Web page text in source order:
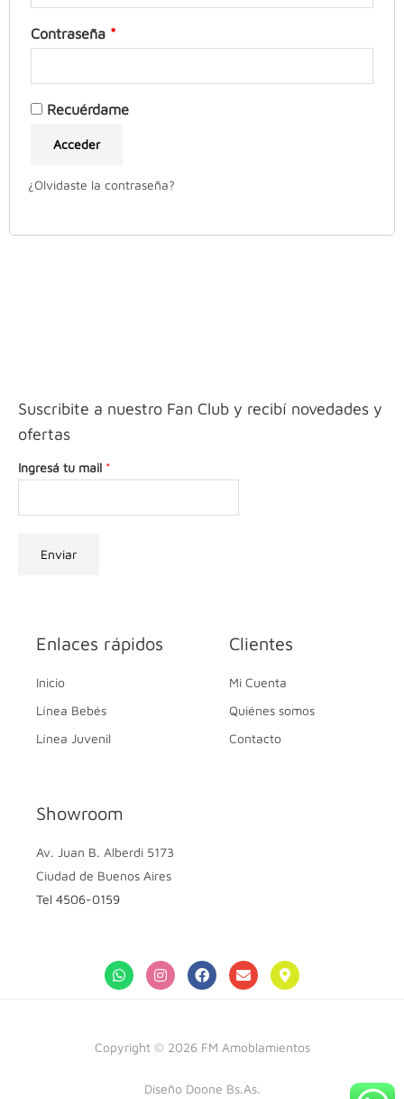
Contraseña *
Recuérdame
Acceder
¿Olvidaste la contraseña?
Suscribite a nuestro Fan Club y recibí novedades y
ofertas
Ingresá tu mail *
Enviar
Enlaces rápidos
Inicio
Línea Bebés
Línea Juvenil
Clientes
Mi Cuenta
Quiénes somos
Contacto
Showroom
Av. Juan B. Alberdi 5173
Ciudad de Buenos Aires
Tel 4506-0159
Copyright © 2026 FM Amoblamientos
Diseño Doone Bs.As.